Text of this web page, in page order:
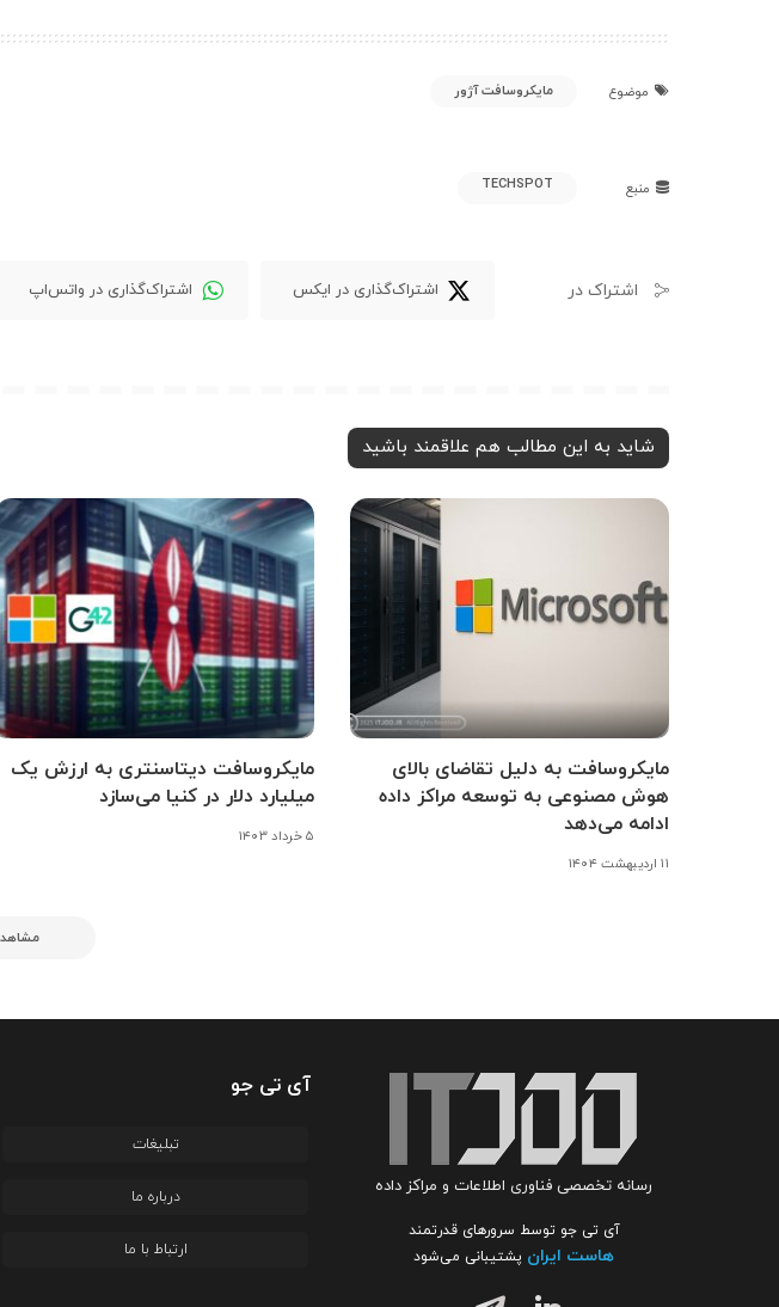
موضوع مایکروسافت آژور
منبع TECHSPOT
اشتراک در اشتراک‌گذاری در ایکس اشتراک‌گذاری در واتس‌اپ
شاید به این مطالب هم علاقمند باشید
مایکروسافت به دلیل تقاضای بالای
هوش مصنوعی به توسعه مراکز داده
ادامه می‌دهد
۱۱ اردیبهشت ۱۴۰۴
مایکروسافت دیتاسنتری به ارزش یک
میلیارد دلار در کنیا می‌سازد
۵ خرداد ۱۴۰۳
رسانه تخصصی فناوری اطلاعات و مراکز داده
آی تی جو توسط سرورهای قدرتمند
هاست ایران پشتیبانی می‌شود
آی تی جو
تبلیغات
درباره ما
ارتباط با ما